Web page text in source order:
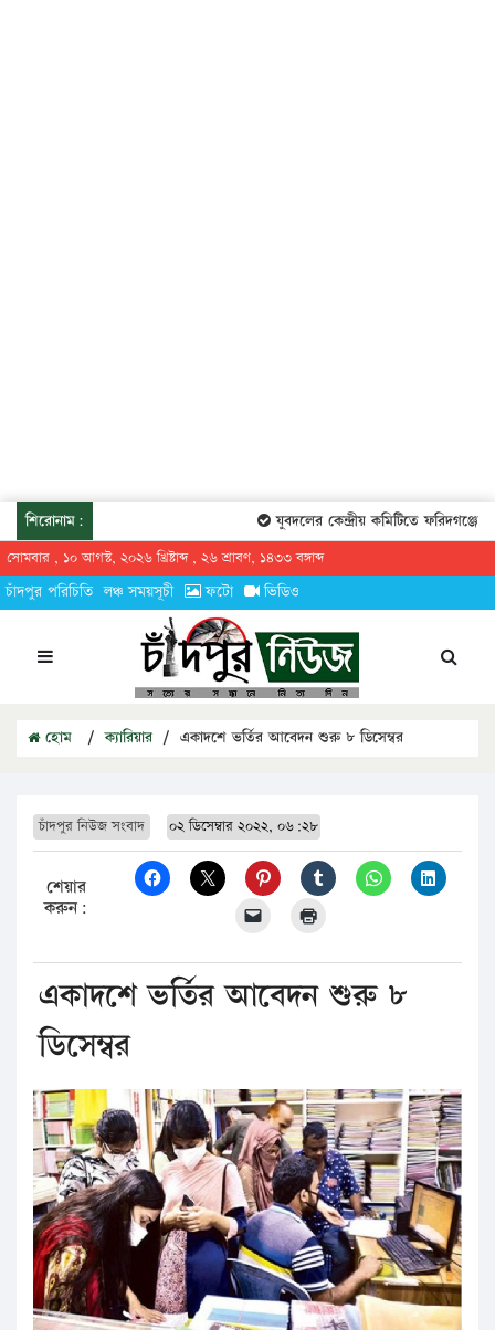
শিরোনাম: যুবদলের কেন্দ্রীয় কমিটিতে ফরিদগঞ্জের
সোমবার , ১০ আগস্ট, ২০২৬ খ্রিষ্টাব্দ , ২৬ শ্রাবণ, ১৪৩৩ বঙ্গাব্দ
চাঁদপুর পরিচিতি লঞ্চ সময়সূচী ফটো ভিডিও
হোম / ক্যারিয়ার / একাদশে ভর্তির আবেদন শুরু ৮ ডিসেম্বর
চাঁদপুর নিউজ সংবাদ ০২ ডিসেম্বার ২০২২, ০৬:২৮
শেয়ার
করুন:
একাদশে ভর্তির আবেদন শুরু ৮
ডিসেম্বর